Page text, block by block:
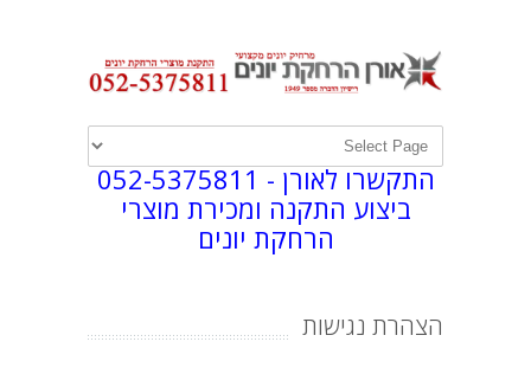
התקשרו לאורן -052-5375811
ביצוע התקנה ומכירת מוצרי
הרחקת יונים
הצהרת נגישות